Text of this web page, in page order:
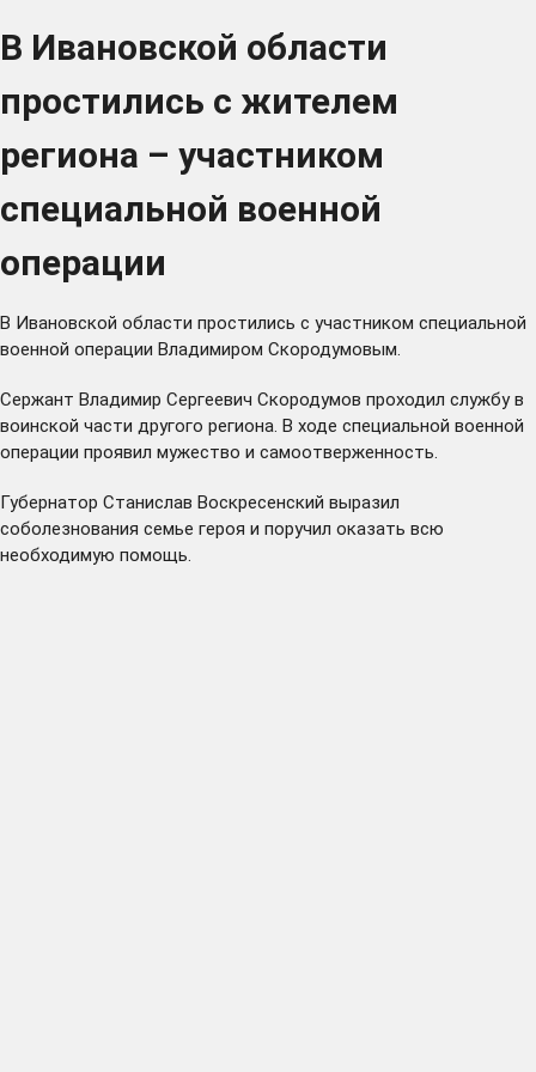
В Ивановской области
простились с жителем
региона – участником
специальной военной
операции
В Ивановской области простились с участником специальной
военной операции Владимиром Скородумовым.
Сержант Владимир Сергеевич Скородумов проходил службу в
воинской части другого региона. В ходе специальной военной
операции проявил мужество и самоотверженность.
Губернатор Станислав Воскресенский выразил
соболезнования семье героя и поручил оказать всю
необходимую помощь.